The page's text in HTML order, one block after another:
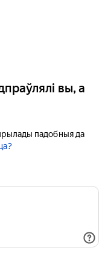
вы, а
падобныя да